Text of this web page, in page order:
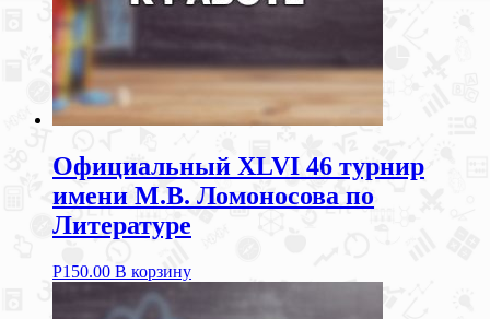
Официальный XLVI 46 турнир
имени М.В. Ломоносова по
Литературе
Р150.00 В корзину